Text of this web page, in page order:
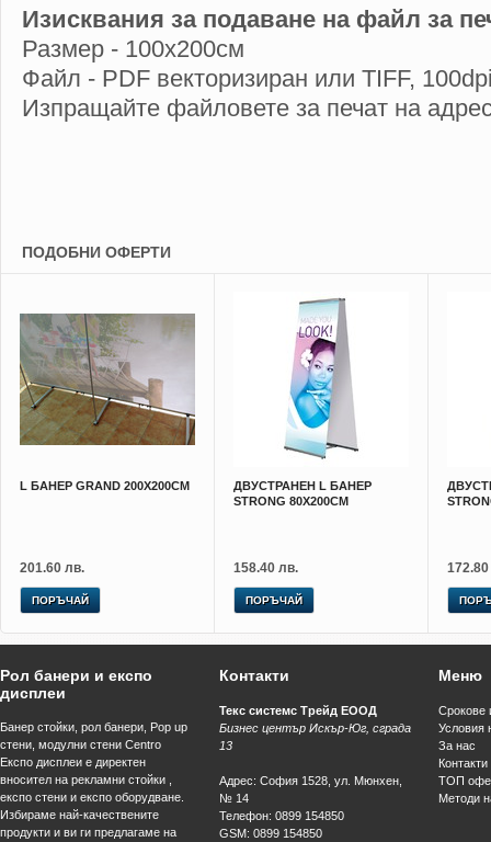
Изисквания за подаване на файл за
Размер - 100х200см
Файл - PDF векторизиран или TIFF,
Изпращайте файловете за печат на
ПОДОБНИ ОФЕРТИ
L БАНЕР GRAND 200Х200СМ
201.60 лв.
ПОРЪЧАЙ
ДВУСТРАНЕН L БАНЕР
STRONG 80Х200СМ
158.40 лв.
ПОРЪЧАЙ
Рол банери и експо
дисплеи
Банер стойки, рол банери, Pop up
стени, модулни стени Centro
Експо дисплеи е директен
вносител на рекламни стойки ,
експо стени и експо оборудване.
Избираме най-качествените
продукти и ви ги предлагаме на
Контакти
Текс системс Трейд ЕООД
Бизнес център Искър-Юг, сграда
13
Адрес: София 1528 ул. Мюнхен,
№ 14
Телефон: 0899 154850
GSM: 0899 154850
Меню
Срокове
Условия
За нас
Контакти
ТОП
Методи